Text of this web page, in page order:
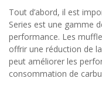
Tout d’abord, il est
Series est une gamme
performance. Les
offrir une réduction de
peut améliorer les
consommation de